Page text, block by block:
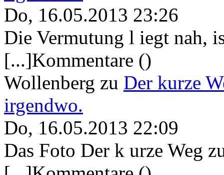
Do, 16.05.2013 23:26
Die Vermutung l iegt nah,
[...]Kommentare ()
Wollenberg zu Der kurze
irgendwo.
Do, 16.05.2013 22:09
Das Foto Der k urze Weg